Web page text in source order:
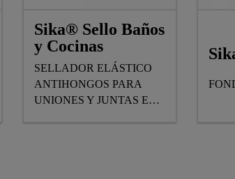
Sika® Sello Baños
y Cocinas
SELLADOR ELÁSTICO
ANTIHONGOS PARA
UNIONES Y JUNTAS EN